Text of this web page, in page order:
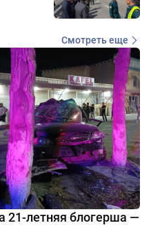
Смотреть еще
21-летняя блогерша —